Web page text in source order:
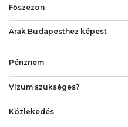
Főszezon
Árak Budapesthez képest
Pénznem
Vízum szükséges?
Közlekedés